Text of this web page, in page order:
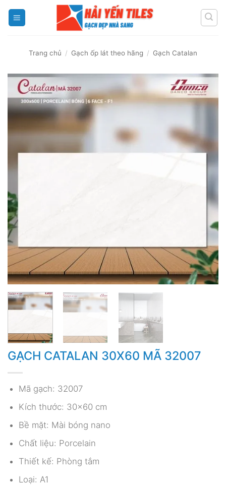
Trang chủ / Gạch ốp lát theo hãng / Gạch Catalan
GẠCH CATALAN 30X60 MÃ 32007
Mã gạch: 32007
Kích thước: 30×60 cm
Bề mặt: Mài bóng nano
Chất liệu: Porcelain
Thiết kế: Phòng tắm
Loại: A1